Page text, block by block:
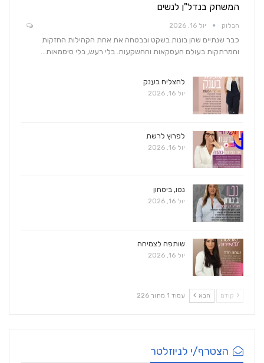
המשחק בנדל"ן לנשים
הבלוק יול 16, 2026
כבר שנתיים שהן בונות בשקט ובבטחה את אחת הקהילות החזקות
והמרתקות בעולם העסקאות וההשקעות. בלי רעש, בלי סיסמאות…
להצליח בענק
יול 16, 2026
לפרוץ לרשת
יול 16, 2026
נטו, ביטחון
יול 16, 2026
שותפה לצמיחה
יול 16, 2026
קודם הבא עמוד 1 מתוך 226
הצטרף/י לניוזלטר